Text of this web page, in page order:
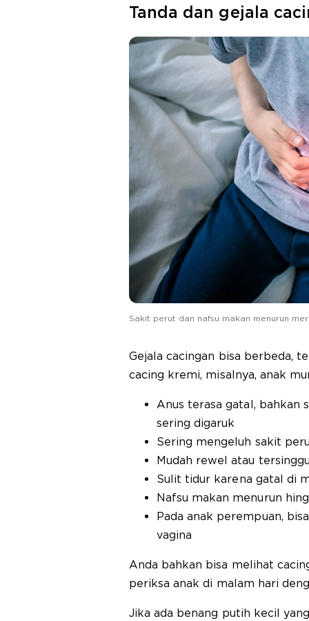
Tanda dan gejala
Sakit perut dan nafsu makan menurun
Gejala cacingan bisa berbeda,
cacing kremi, misalnya, anak
Anus terasa gatal, bahkan
sering digaruk
Sering mengeluh sakit
Mudah rewel atau
Sulit tidur karena gatal di
Nafsu makan menurun
Pada anak perempuan,
vagina
Anda bahkan bisa melihat
periksa anak di malam hari
Jika ada benang putih kecil